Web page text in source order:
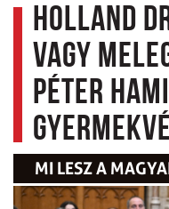
Holland
vagy
Péter
MI LESZ A